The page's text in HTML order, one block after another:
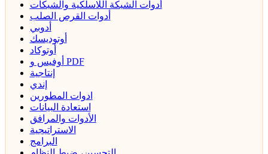
أدوات الشبكة اللاسلكية والشبكات
أدوات القرص الصلب
أدوبي
أوتوديسك
أوتوكاد
أوفيس و PDF
إنتاجية
إندي
ادوات المطورين
استعادة البيانات
الأدوات والمرافق
الاستراتيجية
البرامج